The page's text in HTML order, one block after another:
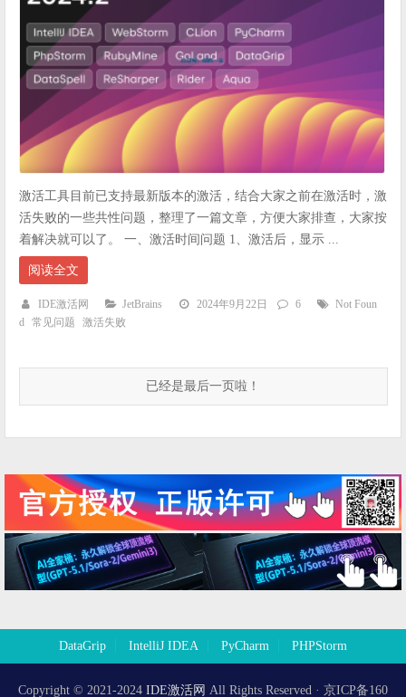
激活工具目前已支持最新版本的激活，结合大家之前在激活时，激
活失败的一些共性问题，整理了一篇文章，方便大家排查，大家按
着解决就可以了。 一、激活时间问题 1、激活后，显示 ...
阅读全文
IDE激活网 JetBrains 2024年9月22日 6
Not Foun
d
常见问题 激活失败
已经是最后一页啦！
DataGrip IntelliJ IDEA PyCharm PHPStorm
Copyright © 2021-2024 IDE激活网 All Rights Reserved · 京ICP备160